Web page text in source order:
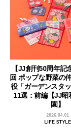
【JJ創刊50周年記
回 ポップな野菜の
役「ガーデンスタ
11選：前編【JJ昭
園】
2026.04.01
LIFE STYLE